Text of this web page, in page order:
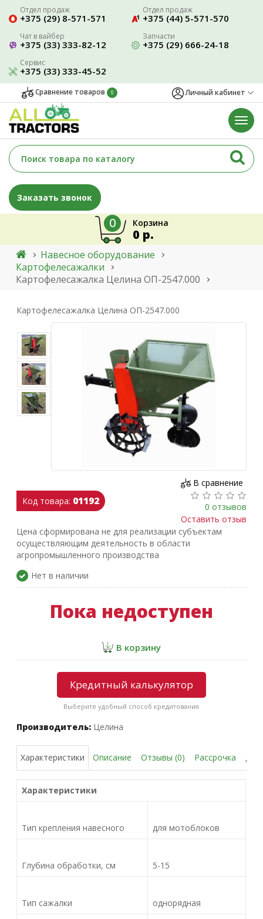
Отдел продаж
+375 (29) 8-571-571
Отдел продаж
+375 (44) 5-571-570
Чат в вайбер
+375 (33) 333-82-12
Запчасти
+375 (29) 666-24-18
Сервис
+375 (33) 333-45-52
Сравнение товаров 0 Личный кабинет
Заказать звонок
Корзина
0
0 р.
Навесное оборудование
Картофелесажалки
Картофелесажалка Целина ОП-2547.000
Картофелесажалка Целина ОП-2547.000
Код товара: 01192
В сравнение
0 отзывов
Оставить отзыв
Цена сформирована не для реализации субъектам
осуществляющим деятельность в области
агропромышленного производства
Нет в наличии
Пока недоступен
В корзину
Кредитный калькулятор
Выберите удобный способ кредитования
Производитель: Целина
Характеристики Описание Отзывы (0) Рассрочка
Характеристики
Тип крепления навесного для мотоблоков
Глубина обработки, см 5-15
Тип сажалки однорядная